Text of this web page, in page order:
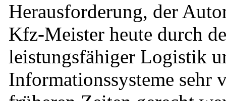
Herausforderung, der
Kfz-Meister heute durch
leistungsfähiger Logistik
Informationssysteme sehr